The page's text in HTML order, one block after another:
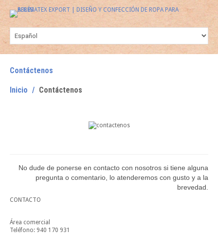
Contáctenos
Inicio Contáctenos
No dude de ponerse en contacto con nosotros si tiene alguna
pregunta o comentario, lo atenderemos con gusto y a la
brevedad.
CONTACTO
Área comercial
Teléfono: 940 170 931